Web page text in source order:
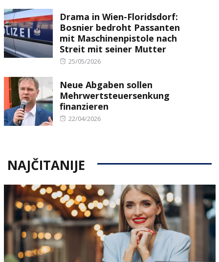
Drama in Wien-Floridsdorf:
Bosnier bedroht Passanten
mit Maschinenpistole nach
Streit mit seiner Mutter
Posted
25/05/2026
Neue Abgaben sollen
Mehrwertsteuersenkung
finanzieren
Posted
22/04/2026
NAJČITANIJE